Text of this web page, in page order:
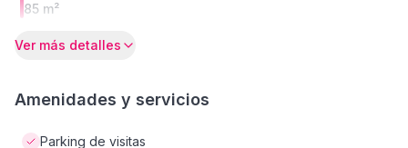
85 m²
Ver más detalles
Amenidades y servicios
Parking de visitas